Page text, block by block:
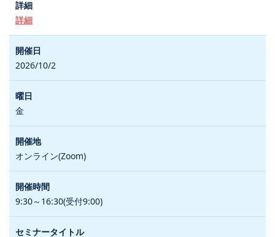
詳細
2026/10/2
金
オンライン(Zoom)
9:30～16:30(受付9:00)